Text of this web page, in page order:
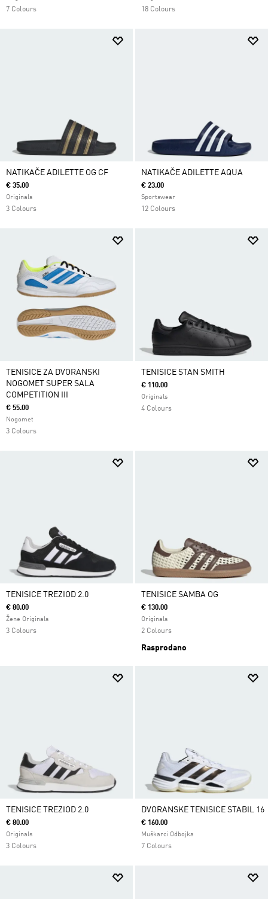
7 Colours 18 Colours
NATIKAČE ADILETTE OG CF
€ 35.00
Originals
3 Colours
NATIKAČE ADILETTE AQUA
€ 23.00
Sportswear
12 Colours
TENISICE ZA DVORANSKI
NOGOMET SUPER SALA
COMPETITION III
€ 55.00
Nogomet
3 Colours
TENISICE STAN SMITH
€ 110.00
Originals
4 Colours
TENISICE TREZIOD 2.0
€ 80.00
Žene Originals
3 Colours
TENISICE SAMBA OG
€ 130.00
Originals
2 Colours
Rasprodano
TENISICE TREZIOD 2.0
€ 80.00
Originals
3 Colours
DVORANSKE TENISICE STABIL 16
€ 160.00
Muškarci Odbojka
7 Colours